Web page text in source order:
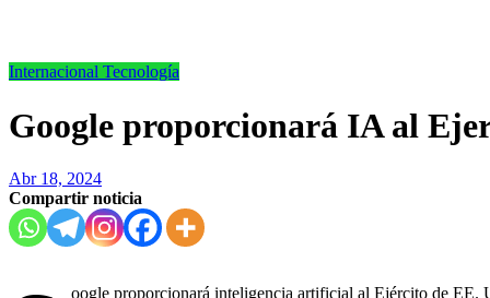
Internacional Tecnología
Google proporcionará IA al
Abr 18, 2024
Compartir noticia
oogle proporcionará inteligencia artificial al Ejército de EE.